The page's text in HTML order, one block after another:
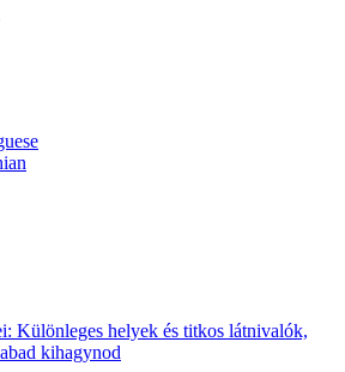
Különleges helyek és titkos látnivalók,
kihagynod